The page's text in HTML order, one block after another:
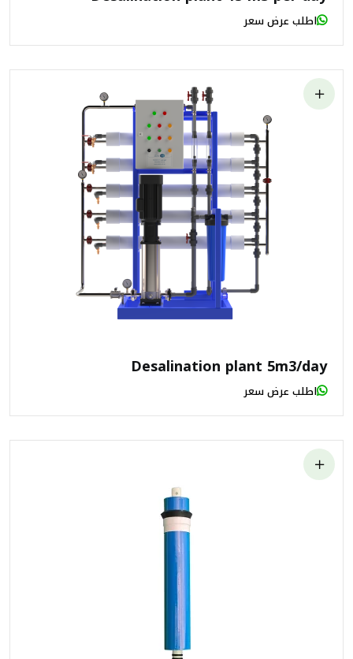
اطلب عرض سعر
Desalination plant 5m3/day
اطلب عرض سعر